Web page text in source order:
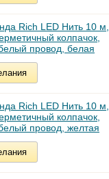
Rich LED Нить 10 м,
колпачок,
провод, белая
Rich LED Нить 10 м,
колпачок,
провод, желтая